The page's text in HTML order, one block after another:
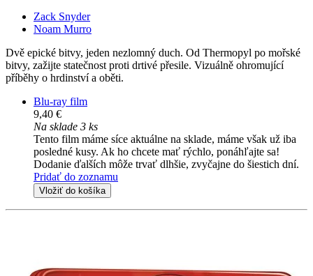
Zack Snyder
Noam Murro
Dvě epické bitvy, jeden nezlomný duch. Od Thermopyl po mořské
bitvy, zažijte statečnost proti drtivé přesile. Vizuálně ohromující
příběhy o hrdinství a oběti.
Blu-ray film
9,40 €
Na sklade 3 ks
Tento film máme síce aktuálne na sklade, máme však už iba
posledné kusy. Ak ho chcete mať rýchlo, ponáhľajte sa!
Dodanie ďalších môže trvať dlhšie, zvyčajne do šiestich dní.
Pridať do zoznamu
Vložiť do košíka